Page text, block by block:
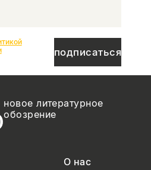
подписаться
новое литературное
обозрение
О нас